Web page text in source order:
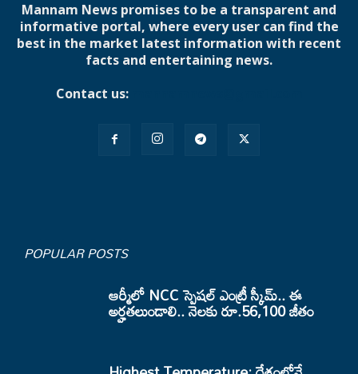
Mannam News promises to be a transparent and
informative portal, where every user can find the
best in the market latest information with recent
facts and entertaining news.
Contact us:
POPULAR POSTS
ఆర్మీలో NCC స్పెషల్ ఎంట్రీ స్కీమ్.. ఈ
అర్హతలుండాలి.. నెలకు రూ.56,100 జీతం